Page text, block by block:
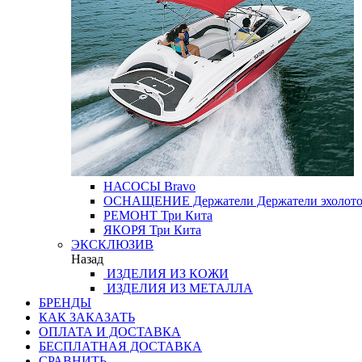
НАСОСЫ Bravo
ОСНАЩЕНИЕ Держатели Держатели
РЕМОНТ Три Кита
ЯКОРЯ Три Кита
ЭКСКЛЮЗИВ
Назад
ИЗДЕЛИЯ ИЗ КОЖИ
ИЗДЕЛИЯ ИЗ МЕТАЛЛА
БРЕНДЫ
КАК ЗАКАЗАТЬ
ОПЛАТА И ДОСТАВКА
БЕСПЛАТНАЯ ДОСТАВКА